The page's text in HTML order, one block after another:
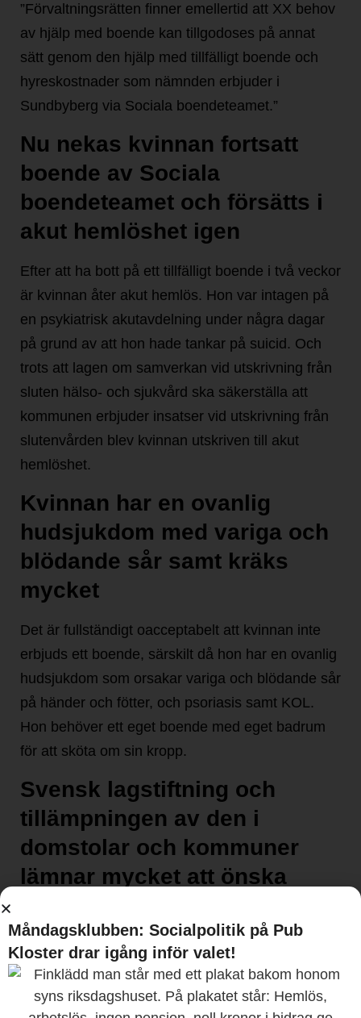
”Förvaltningsrätten finner emellertid att XX behov
av hjälp med boende kan tillgodoses på annat
sätt genom den hjälp med tillfälligt boende och
hyreskostnader som nämnden erbjuder i
Sundbyberg via Sociala boendeteamet.”
Nu nekas kvinnan fortsatt
boende av Sociala
boendeteamet och försätts i
akut hemlöshet igen
Efter att ha bott på ett tillfälligt boende i två veckor
är kvinnan åter akut hemlös. Hon var intagen på
en psykiatrisk akutavdelning under några dagar
på grund av att hon hade tankar på suicid. Och
trots att lagen om samverkan vid utskrivning från
sluten hälso- och sjukvård ska säkerställa att
kommunen erbjuder insatser vid utskrivning från
slutenvården blev kvinnan utskriven till akut
hemlöshet.
Kvinnan har en ovanlig
hudsjukdom med variga och
blödande sår samt kräks
mycket
Det är fullständigt oacceptabelt att kvinnan inte
erbjuds ett boende, särskilt då hon har en ovanlig
hudsjukdom som orsakar variga och blödande sår
på händer och fötter, och psoriasis samt KOL.
Hon behöver ett eget boende med eget badrum
för att sköta om sin kropp.
Svensk lagstiftning och
tillämpningen av den i
domstolar och kommuner
lämnar mycket att önska
uppfyller kraven på skälig levnadsnivå om den
enskilde är helt bostadslös och har speciella
svårigheter att skaffa sig en bostad på egen hand
– något som Högsta förvaltningsdomstolen slagit
Måndagsklubben: Socialpolitik på Pub
Kloster drar igång inför valet!